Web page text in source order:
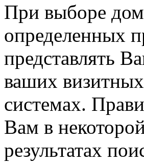
При выборе
определенных
представлять
ваших
системах.
Вам в
результатах